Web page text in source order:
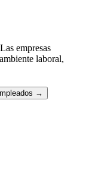
empresas
laboral,
→